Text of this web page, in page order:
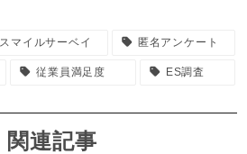
スマイルサーベイ 匿名アンケート
従業員満足度 ES調査
関連記事